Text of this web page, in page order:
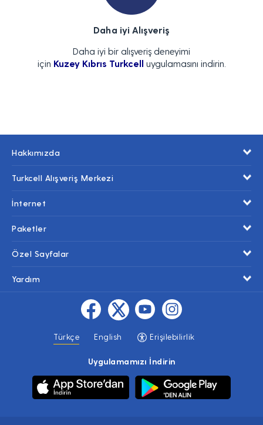
Daha iyi Alışveriş
Daha iyi bir alışveriş deneyimi
için Kuzey Kıbrıs Turkcell uygulamasını indirin.
Hakkımızda
Turkcell Alışveriş Merkezi
İnternet
Paketler
Özel Sayfalar
Yardım
Türkçe English Erişilebilirlik
Uygulamamızı İndirin